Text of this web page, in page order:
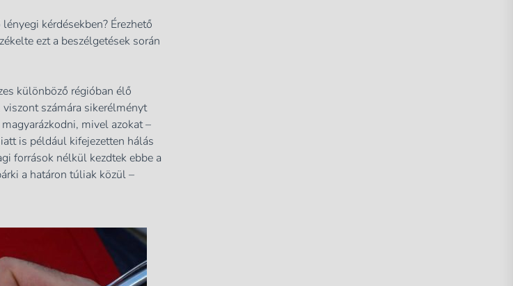
kérdésekben? Érezhető
ezt a beszélgetések során
különböző régióban élő
számára sikerélményt
mivel azokat –
is például kifejezetten hálás
források nélkül kezdtek ebbe a
a határon túliak közül –